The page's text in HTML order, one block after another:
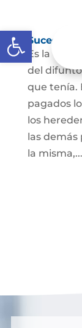
Abrir barra de
Sucesión
Es la que
del
que tenía.
pagados
los
las
la misma,...